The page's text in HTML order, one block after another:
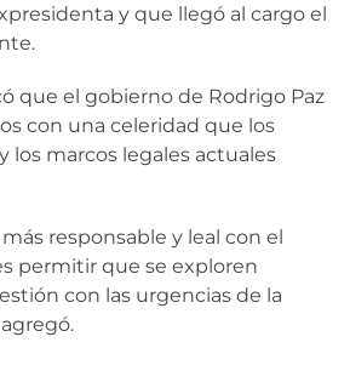
y que llegó al cargo el
que el gobierno de Rodrigo Paz
con una celeridad que los
los marcos legales actuales
responsable y leal con el
permitir que se exploren
con las urgencias de la